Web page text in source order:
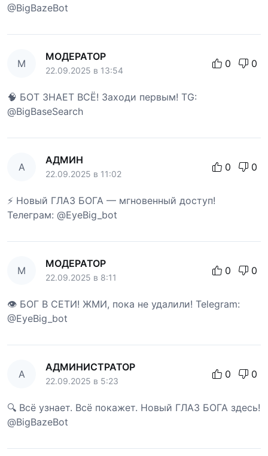
@BigBazeBot
М
МОДЕРАТОР
22.09.2025 в 13:54
0 0
🧠 БОТ ЗНАЕТ ВСЁ! Заходи первым! TG:
@BigBaseSearch
А
АДМИН
22.09.2025 в 11:02
0 0
⚡ Новый ГЛАЗ БОГА — мгновенный доступ!
Телеграм: @EyeBig_bot
М
МОДЕРАТОР
22.09.2025 в 8:11
0 0
👁 БОГ В СЕТИ! ЖМИ, пока не удалили! Telegram:
@EyeBig_bot
А
АДМИНИСТРАТОР
22.09.2025 в 5:23
0 0
🔍 Всё узнает. Всё покажет. Новый ГЛАЗ БОГА здесь!
@BigBazeBot